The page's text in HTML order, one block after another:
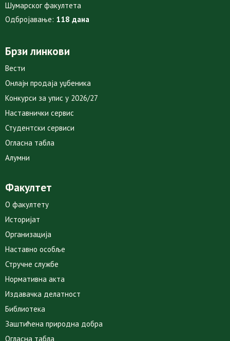
Шумарског факултета
Одбројавање: 118 дана
Брзи линкови
Вести
Онлајн продаја уџбеника
Конкурси за упис у 2026/27
Наставнички сервис
Студентски сервиси
Огласна табла
Алумни
Факултет
О факултету
Историјат
Организација
Наставно особље
Стручне службе
Нормативна акта
Издавачка делатност
Библиотека
Заштићена природна добра
Огласна табла